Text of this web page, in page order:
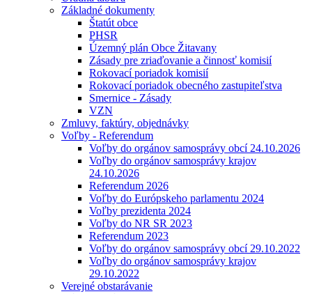
Základné dokumenty
Štatút obce
PHSR
Územný plán Obce Žitavany
Zásady pre zriaďovanie a činnosť komisií
Rokovací poriadok komisií
Rokovací poriadok obecného zastupiteľstva
Smernice - Zásady
VZN
Zmluvy, faktúry, objednávky
Voľby - Referendum
Voľby do orgánov samosprávy obcí 24.10.2026
Voľby do orgánov samosprávy krajov
24.10.2026
Referendum 2026
Voľby do Európskeho parlamentu 2024
Voľby prezidenta 2024
Voľby do NR SR 2023
Referendum 2023
Voľby do orgánov samosprávy obcí 29.10.2022
Voľby do orgánov samosprávy krajov
29.10.2022
Verejné obstarávanie